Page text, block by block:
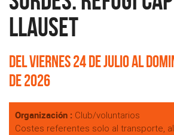
Llauset
Del Viernes 24 de Julio al
de 2026
Organización : Club/voluntarios
Costes referentes solo al transporte,